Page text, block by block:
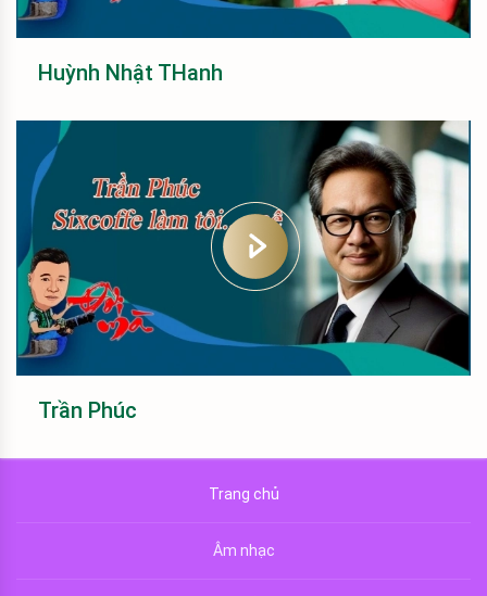
Huỳnh Nhật THanh
Trần Phúc
Trang chủ
Âm nhạc